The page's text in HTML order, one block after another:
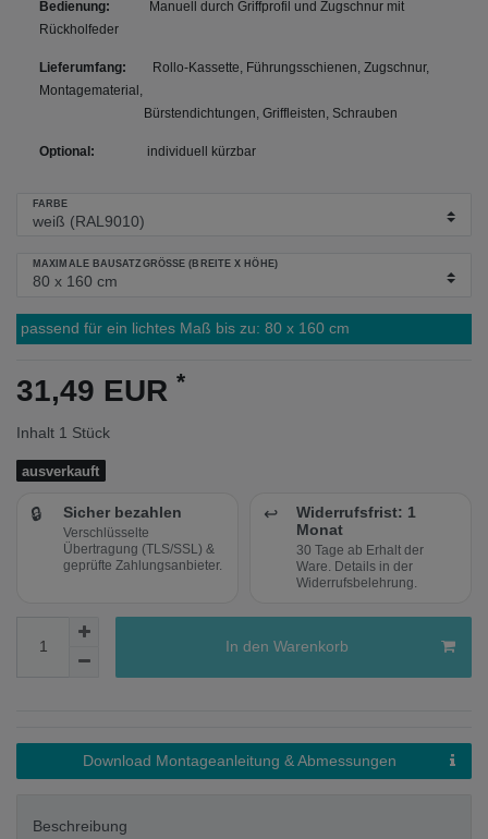
Bedienung: Manuell durch Griffprofil und Zugschnur mit
Rückholfeder
Lieferumfang: Rollo-Kassette, Führungsschienen, Zugschnur,
Montagematerial,
Bürstendichtungen, Griffleisten, Schrauben
Optional: individuell kürzbar
FARBE
MAXIMALE BAUSATZGRÖSSE (BREITE X HÖHE)
passend für ein lichtes Maß bis zu: 80x 160cm
31,49 EUR *
Inhalt 1 Stück
ausverkauft
🔒 Sicher bezahlen
Verschlüsselte
Übertragung (TLS/SSL) &
geprüfte Zahlungsanbieter.
↩️
Widerrufsfrist: 1
Monat
30 Tage ab Erhalt der
Ware. Details in der
Widerrufsbelehrung.
In den Warenkorb
Download Montageanleitung & Abmessungen
Beschreibung